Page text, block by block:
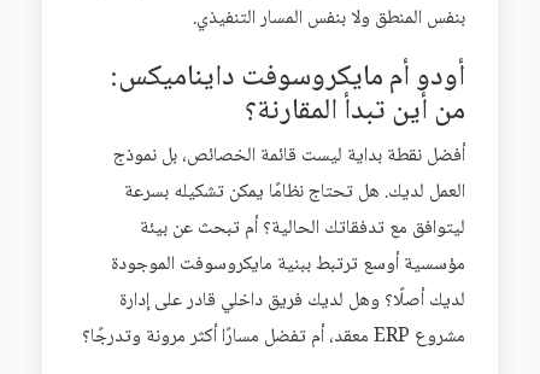
بنفس المنطق ولا بنفس المسار التنفيذي.
أودو أم مايكروسوفت دايناميكس:
من أين تبدأ المقارنة؟
أفضل نقطة بداية ليست قائمة الخصائص، بل نموذج
العمل لديك. هل تحتاج نظامًا يمكن تشكيله بسرعة
ليتوافق مع تدفقاتك الحالية؟ أم تبحث عن بيئة
مؤسسية أوسع ترتبط ببنية مايكروسوفت الموجودة
لديك أصلًا؟ وهل لديك فريق داخلي قادر على إدارة
مشروع ERP معقد، أم تفضل مسارًا أكثر مرونة وتدرجًا؟